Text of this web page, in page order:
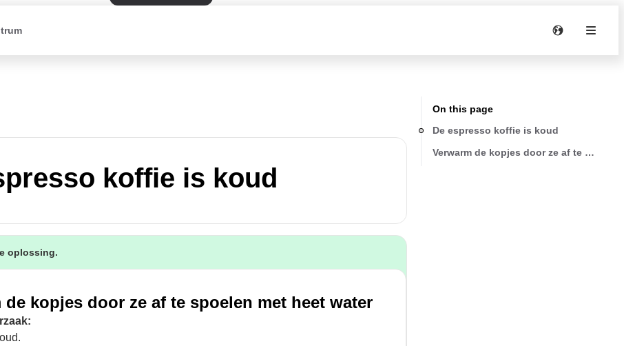
koffie is koud
oplossing.
de kopjes door ze af te spoelen met heet water
On this page
De espresso koffie is koud
Verwarm de kopjes door ze af te